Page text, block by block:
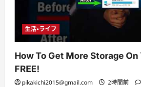
生活・ライフ
How To Get More Storage On
FREE!
pikakichi2015@gmail.com 2時間前